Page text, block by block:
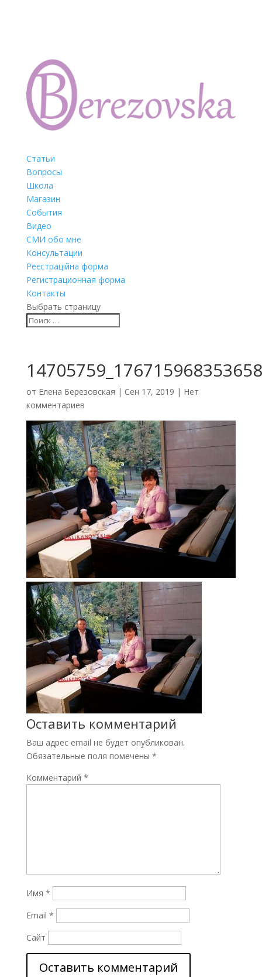
Статьи
Вопросы
Школа
Магазин
События
Видео
СМИ обо мне
Консультации
Реєстраційна форма
Регистрационная форма
Контакты
Выбрать страницу
от Елена Березовская | Сен 17, 2019 | Нет
комментариев
Оставить комментарий
Ваш адрес email не будет опубликован.
Обязательные поля помечены *
Комментарий *
Имя *
Email *
Сайт